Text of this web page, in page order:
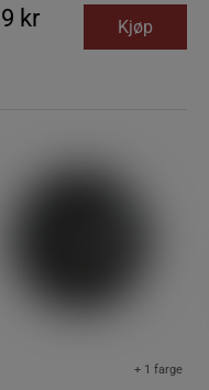
kr Kjøp
+ 1 farge